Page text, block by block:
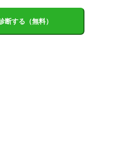
断する（無料）